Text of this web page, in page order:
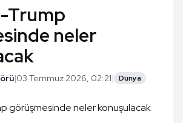
Trump
neler
|03 Temmuz 2026, 02:21| Dünya